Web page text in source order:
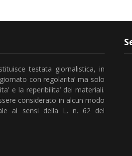
testata giornalistica, in
con regolarita’ ma solo
e la reperibilita’ dei materiali.
considerato in alcun modo
ai sensi della L. n. 62 del